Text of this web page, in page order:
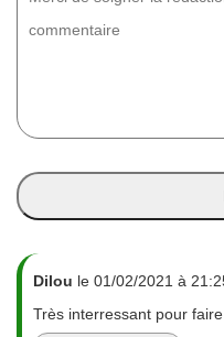
Dilou le 01/02/2021 à
Très interressant pour